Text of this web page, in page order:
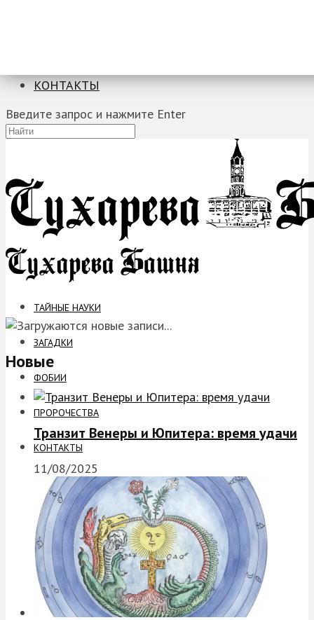
КОНТАКТЫ
Введите запрос и нажмите Enter
ТАЙНЫЕ НАУКИ
ЗАГАДКИ
ФОБИИ
ПРОРОЧЕСТВА
КОНТАКТЫ
Новые
Транзит Венеры и Юпитера: время удачи
11/08/2025